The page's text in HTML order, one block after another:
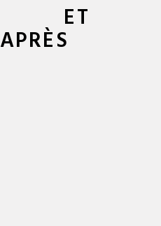
ET
APRÈS